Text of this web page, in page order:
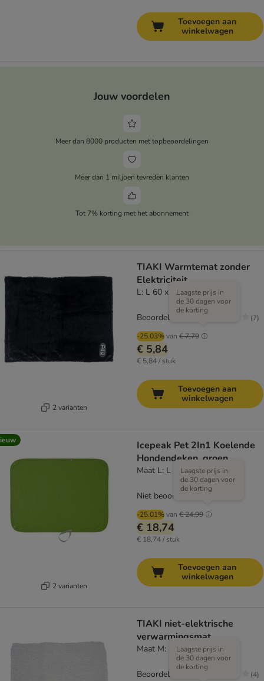
Toevoegen aan
winkelwagen
Jouw voordelen
Meer dan 8000 producten met topbeoordelingen
Meer dan 1 miljoen tevreden klanten
Tot 7% korting met het abonnement
2 varianten
TIAKI Warmtemat zonder
Elektriciteit
L: L 60 x B 75 cm
-25.03%van € 7,79
Laagste prijs in
de 30 dagen voor
de korting
€ 5,84
€ 5,84 / stuk
Beoordeling: 1.9/5 (7)
Toevoegen aan
winkelwagen
2 varianten
Icepeak Pet 2In1 Koelende
Hondendeken, groen
Maat L: L 62 x B 84 cm
-25.01%van € 24,99
Laagste prijs in
de 30 dagen voor
de korting
€ 18,74
€ 18,74 / stuk
Niet beoordeeld
Toevoegen aan
winkelwagen
TIAKI niet-elektrische
verwarmingsmat
Maat M: L 60 x B 45 cm
Laagste prijs in
de 30 dagen voor
de korting
Beoordeling: 2.8/5 (4)